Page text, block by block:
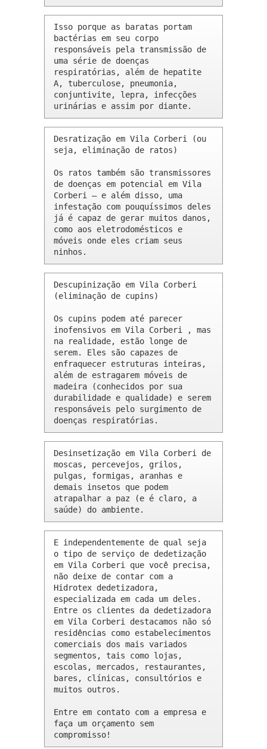
Isso porque as baratas portam
bactérias em seu corpo
responsáveis pela transmissão de
uma série de doenças
respiratórias, além de hepatite
A, tuberculose, pneumonia,
conjuntivite, lepra, infecções
urinárias e assim por diante.
Desratização em Vila Corberi (ou
seja, eliminação de ratos)
Os ratos também são transmissores
de doenças em potencial em Vila
Corberi – e além disso, uma
infestação com pouquíssimos deles
já é capaz de gerar muitos danos,
como aos eletrodomésticos e
móveis onde eles criam seus
ninhos.
Descupinização em Vila Corberi
(eliminação de cupins)
Os cupins podem até parecer
inofensivos em Vila Corberi , mas
na realidade, estão longe de
serem. Eles são capazes de
enfraquecer estruturas inteiras,
além de estragarem móveis de
madeira (conhecidos por sua
durabilidade e qualidade) e serem
responsáveis pelo surgimento de
doenças respiratórias.
Desinsetização em Vila Corberi de
moscas, percevejos, grilos,
pulgas, formigas, aranhas e
demais insetos que podem
atrapalhar a paz (e é claro, a
saúde) do ambiente.
E independentemente de qual seja
o tipo de serviço de dedetização
em Vila Corberi que você precisa,
não deixe de contar com a
Hidrotex dedetizadora,
especializada em cada um deles.
Entre os clientes da dedetizadora
em Vila Corberi destacamos não só
residências como estabelecimentos
comerciais dos mais variados
segmentos, tais como lojas,
escolas, mercados, restaurantes,
bares, clínicas, consultórios e
muitos outros.
Entre em contato com a empresa e
faça um orçamento sem
compromisso!